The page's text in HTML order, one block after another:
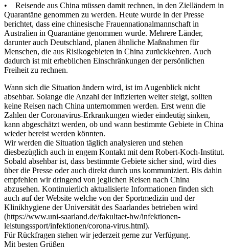
• Reisende aus China müssen damit rechnen, in den Zielländern in
Quarantäne genommen zu werden. Heute wurde in der Presse
berichtet, dass eine chinesische Frauennationalmannschaft in
Australien in Quarantäne genommen wurde. Mehrere Länder,
darunter auch Deutschland, planen ähnliche Maßnahmen für
Menschen, die aus Risikogebieten in China zurückkehren. Auch
dadurch ist mit erheblichen Einschränkungen der persönlichen
Freiheit zu rechnen.
Wann sich die Situation ändern wird, ist im Augenblick nicht
absehbar. Solange die Anzahl der Infizierten weiter steigt, sollten
keine Reisen nach China unternommen werden. Erst wenn die
Zahlen der Coronavirus-Erkrankungen wieder eindeutig sinken,
kann abgeschätzt werden, ob und wann bestimmte Gebiete in China
wieder bereist werden könnten.
Wir werden die Situation täglich analysieren und stehen
diesbezüglich auch in engem Kontakt mit dem Robert-Koch-Institut.
Sobald absehbar ist, dass bestimmte Gebiete sicher sind, wird dies
über die Presse oder auch direkt durch uns kommuniziert. Bis dahin
empfehlen wir dringend von jeglichen Reisen nach China
abzusehen. Kontinuierlich aktualisierte Informationen finden sich
auch auf der Website welche von der Sportmedizin und der
Klinikhygiene der Universität des Saarlandes betrieben wird
(https://www.uni-saarland.de/fakultaet-hw/infektionen-
leistungssport/infektionen/corona-virus.html).
Für Rückfragen stehen wir jederzeit gerne zur Verfügung.
Mit besten Grüßen